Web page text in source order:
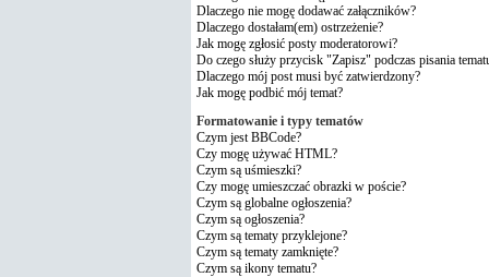
Dlaczego nie mogę dodawać załączników?
Dlaczego dostałam(em) ostrzeżenie?
Jak mogę zgłosić posty moderatorowi?
Do czego służy przycisk "Zapisz" podczas pisania
Dlaczego mój post musi być zatwierdzony?
Jak mogę podbić mój temat?
Formatowanie i typy tematów
Czym jest BBCode?
Czy mogę używać HTML?
Czym są uśmieszki?
Czy mogę umieszczać obrazki w poście?
Czym są globalne ogłoszenia?
Czym są ogłoszenia?
Czym są tematy przyklejone?
Czym są tematy zamknięte?
Czym są ikony tematu?